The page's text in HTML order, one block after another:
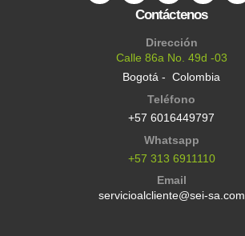
Contáctenos
Dirección
Calle 86a No. 49d -03
Bogotá - Colombia
Teléfono
+57 6016449797
Whatsapp
+57 313 6911110
Email
servicioalcliente@sei-sa.com